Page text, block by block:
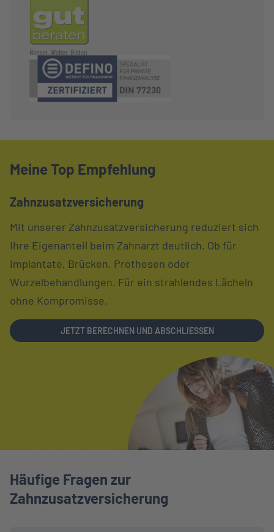
Meine Top Empfehlung
Zahnzusatzversicherung
Mit unserer Zahnzusatzversicherung reduziert sich
Ihre Eigenanteil beim Zahnarzt deutlich. Ob für
Implantate, Brücken, Prothesen oder
Wurzelbehandlungen. Für ein strahlendes Lächeln
ohne Kompromisse.
JETZT BERECHNEN UND ABSCHLIESSEN
LINK OPENS IN NEW TAB
Häufige Fragen zur
Zahnzusatzversicherung